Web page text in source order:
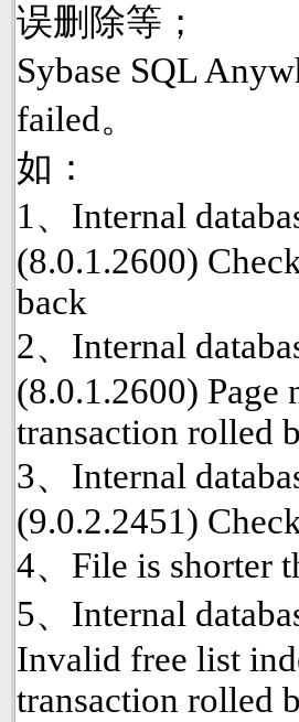
误删除等；
Sybase SQL
failed。
如：
1、Internal
(8.0.1.2600)
back
2、Internal
(8.0.1.2600) Page
transaction rolled
3、Internal
(9.0.2.2451)
4、File is shorter
5、Internal
Invalid free list
transaction rolled